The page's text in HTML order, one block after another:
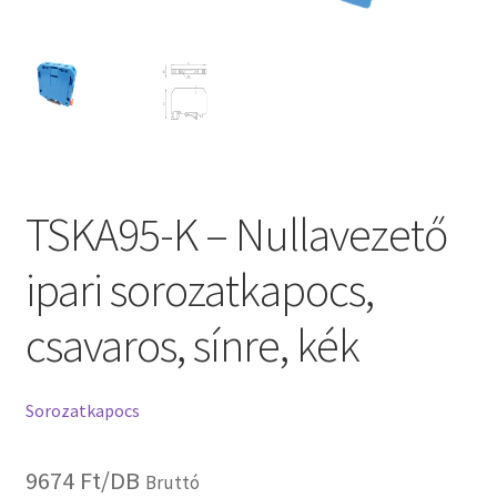
TSKA95-K – Nullavezető
ipari sorozatkapocs,
csavaros, sínre, kék
Sorozatkapocs
9674 Ft/DB Bruttó